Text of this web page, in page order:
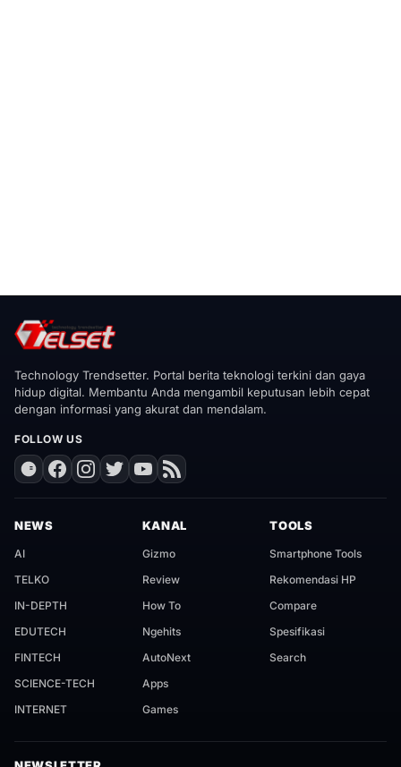
Technology Trendsetter. Portal berita teknologi terkini dan gaya
hidup digital. Membantu Anda mengambil keputusan lebih cepat
dengan informasi yang akurat dan mendalam.
FOLLOW US
NEWS
AI
TELKO
IN-DEPTH
EDUTECH
FINTECH
SCIENCE-TECH
INTERNET
KANAL
Gizmo
Review
How To
Ngehits
AutoNext
Apps
Games
TOOLS
Smartphone Tools
Rekomendasi HP
Compare
Spesifikasi
Search